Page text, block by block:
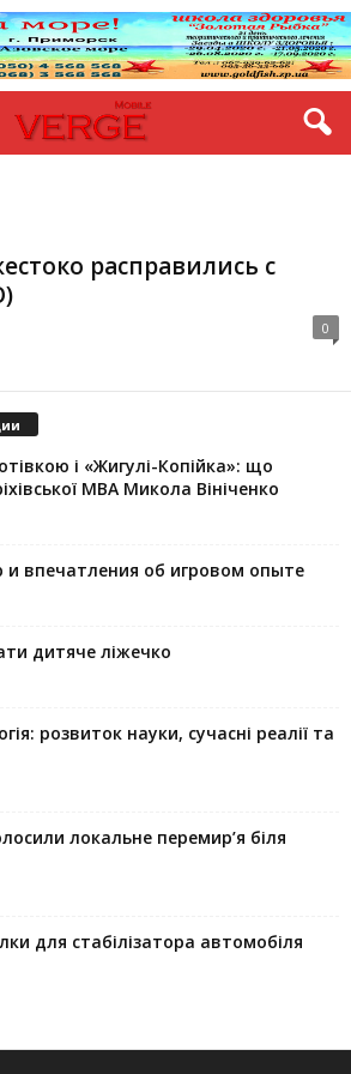
расправились с
0
і «Жигулі-Копійка»: що
МВА Микола Вініченко
и впечатления об игровом опыте
дитяче ліжечко
розвиток науки, сучасні реалії та
локальне перемир’я біля
для стабілізатора автомобіля